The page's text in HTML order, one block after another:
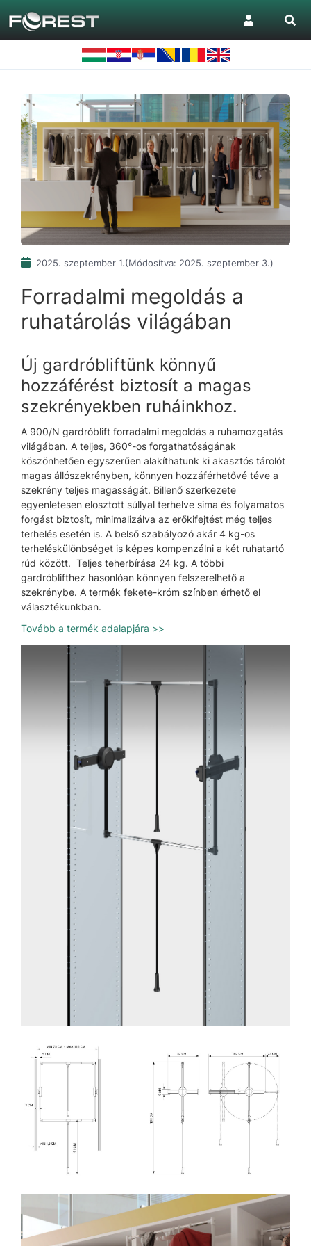
2025. szeptember 1.(Módosítva: 2025. szeptember 3.)
Forradalmi megoldás a
ruhatárolás világában
Új gardróbliftünk könnyű
hozzáférést biztosít a magas
szekrényekben ruháinkhoz.
A 900/N gardróblift forradalmi megoldás a ruhamozgatás
világában. A teljes, 360°-os forgathatóságának
köszönhetően egyszerűen alakíthatunk ki akasztós tárolót
magas állószekrényben, könnyen hozzáférhetővé téve a
szekrény teljes magasságát. Billenő szerkezete
egyenletesen elosztott súllyal terhelve sima és folyamatos
forgást biztosít, minimalizálva az erőkifejtést még teljes
terhelés esetén is. A belső szabályozó akár 4 kg-os
terheléskülönbséget is képes kompenzálni a két ruhatartó
rúd között. Teljes teherbírása 24 kg. A többi
gardróblifthez hasonlóan könnyen felszerelhető a
szekrénybe. A termék fekete-króm színben érhető el
választékunkban.
Tovább a termék adalapjára >>